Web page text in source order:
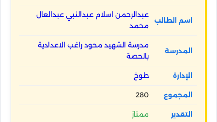
عبدالرحمن اسلام عبدالنبي عبدالعال
محمد
مدرسة الشهيد محود راغب الاعدادية
بالحصة
طوخ
280
ممتاز